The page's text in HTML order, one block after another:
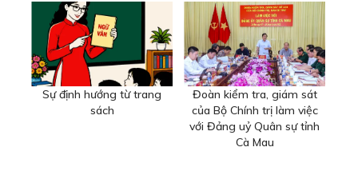
Sự định hướng từ trang
sách
Đoàn kiểm tra, giám sát
của Bộ Chính trị làm việc
với Đảng uỷ Quân sự tỉnh
Cà Mau